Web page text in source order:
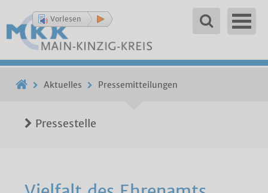
Vorlesen
Aktuelles Pressemitteilungen
Pressestelle